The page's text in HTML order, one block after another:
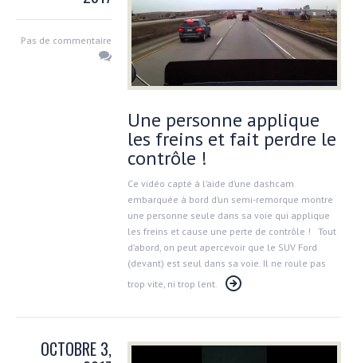
Pas de commentaire
Une personne applique
les freins et fait perdre le
contrôle !
Ce vidéo capté à l’aide d’une dashcam
embarquée à bord d’un semi-remorque montre
une personne seule dans sa voie qui applique
les freins et cause une perte de contrôle ! Tout
d’abord, on peut apercevoir que le SUV Ford
(devant) est seul dans sa voie. Il ne roule pas
trop vite, ni trop lent.
OCTOBRE 3,